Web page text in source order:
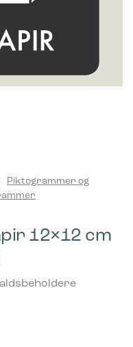
Piktogrammer og
12×12 cm